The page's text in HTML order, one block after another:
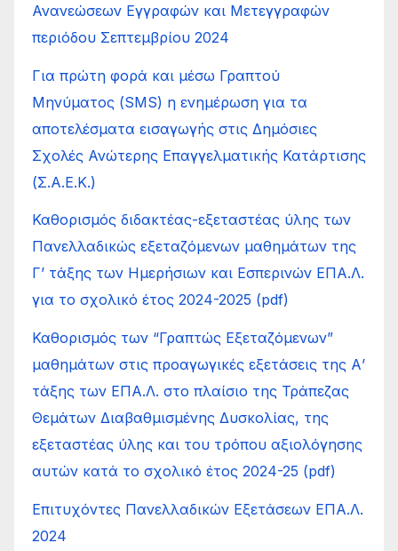
Ανανεώσεων Εγγραφών και Μετεγγραφών
περιόδου Σεπτεμβρίου 2024
Για πρώτη φορά και μέσω Γραπτού
Μηνύματος (SMS) η ενημέρωση για τα
αποτελέσματα εισαγωγής στις Δημόσιες
Σχολές Ανώτερης Επαγγελματικής Κατάρτισης
(Σ.Α.Ε.Κ.)
Καθορισμός διδακτέας-εξεταστέας ύλης των
Πανελλαδικώς εξεταζόμενων μαθημάτων της
Γ’ τάξης των Ημερήσιων και Εσπερινών ΕΠΑ.Λ.
για το σχολικό έτος 2024-2025 (pdf)
Καθορισμός των “Γραπτώς Εξεταζόμενων”
μαθημάτων στις προαγωγικές εξετάσεις της Α’
τάξης των ΕΠΑ.Λ. στο πλαίσιο της Τράπεζας
Θεμάτων Διαβαθμισμένης Δυσκολίας, της
εξεταστέας ύλης και του τρόπου αξιολόγησης
αυτών κατά το σχολικό έτος 2024-25 (pdf)
Επιτυχόντες Πανελλαδικών Εξετάσεων ΕΠΑ.Λ.
2024